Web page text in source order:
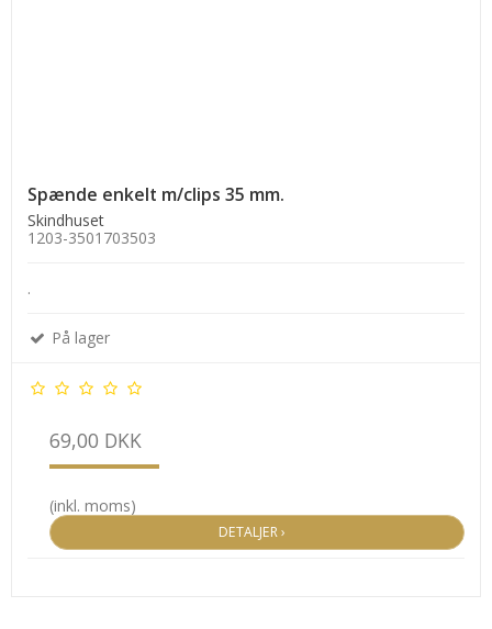
Spænde enkelt m/clips 35 mm.
Skindhuset
1203-3501703503
.
På lager
69,00 DKK
(inkl. moms)
DETALJER ›